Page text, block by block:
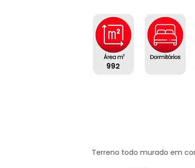
992
Terreno todo murado em